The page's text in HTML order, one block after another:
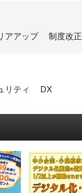
アアップ 制度改正
リティ DX